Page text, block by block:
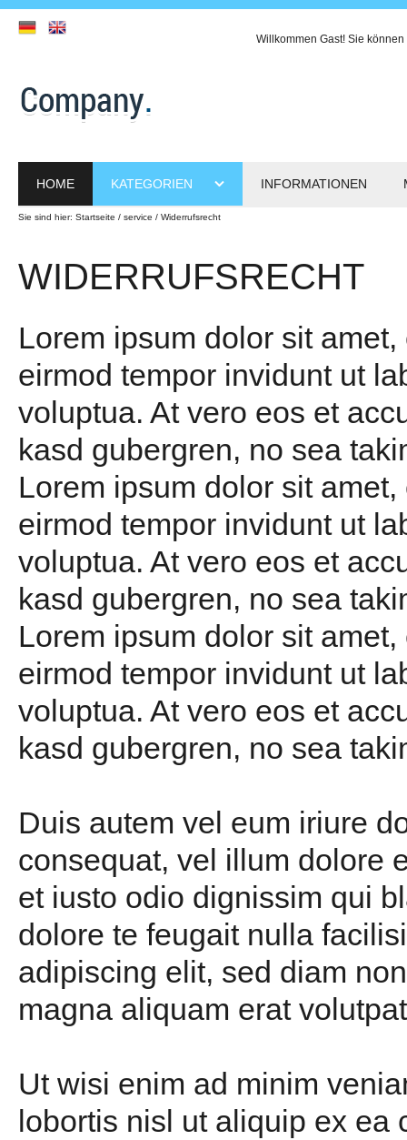
Willkommen Gast! Sie
HOME KATEGORIEN INFORMATIONEN
Sie sind hier: Startseite service Widerrufsrecht
WIDERRUFSRECHT
Lorem ipsum dolor sit
eirmod tempor invidunt ut
voluptua. At vero eos et
kasd gubergren, no sea
Lorem ipsum dolor sit
eirmod tempor invidunt ut
voluptua. At vero eos et
kasd gubergren, no sea
Lorem ipsum dolor sit
eirmod tempor invidunt ut
voluptua. At vero eos et
kasd gubergren, no sea
Duis autem vel eum iriure
consequat, vel illum dolore
et iusto odio dignissim qui
dolore te feugait nulla
adipiscing elit, sed diam
magna aliquam erat
Ut wisi enim ad minim
lobortis nisl ut aliquip ex ea